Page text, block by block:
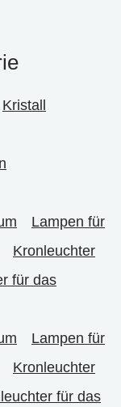
Kristall
Lampen für
Kronleuchter
für das
Lampen für
Kronleuchter
für das